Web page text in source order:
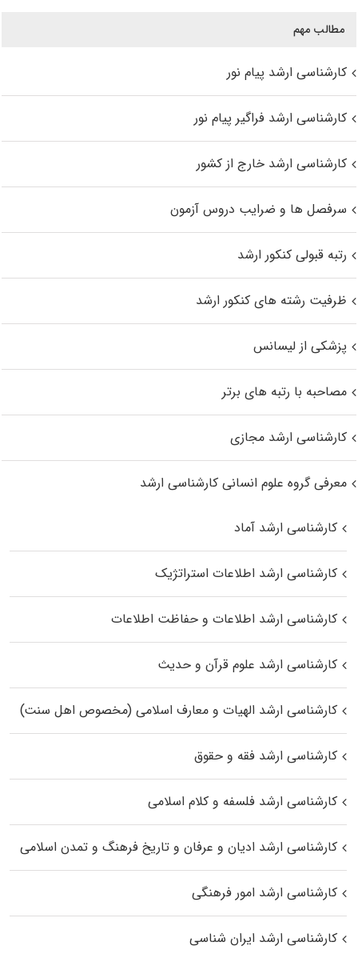
مطالب مهم
کارشناسی ارشد پیام نور
کارشناسی ارشد فراگیر پیام نور
کارشناسی ارشد خارج از کشور
سرفصل ها و ضرایب دروس آزمون
رتبه قبولی کنکور ارشد
ظرفیت رشته های کنکور ارشد
پزشکی از لیسانس
مصاحبه با رتبه های برتر
کارشناسی ارشد مجازی
معرفی گروه علوم انسانی کارشناسی ارشد
کارشناسی ارشد آماد
کارشناسی ارشد اطلاعات استراتژیک
کارشناسی ارشد اطلاعات و حفاظت اطلاعات
کارشناسی ارشد علوم قرآن و حدیث
کارشناسی ارشد الهیات و معارف اسلامی (مخصوص اهل سنت)
کارشناسی ارشد فقه و حقوق
کارشناسی ارشد فلسفه و کلام اسلامی
کارشناسی ارشد ادیان و عرفان و تاریخ فرهنگ و تمدن اسلامی
کارشناسی ارشد امور فرهنگی
کارشناسی ارشد ایران شناسی